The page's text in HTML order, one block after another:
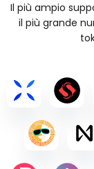
Il più ampio
il più grande